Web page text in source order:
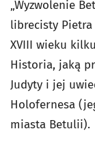
„Wyzwolenie
librecisty Pietra
XVIII wieku
Historia, jaką
Judyty i jej
Holofernesa
miasta Betulii).